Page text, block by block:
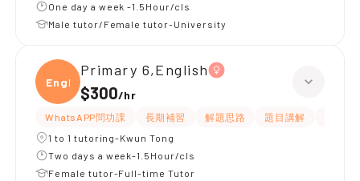
One day a week -1.5Hour/cls
Male tutor/Female tutor-University
Engli
Primary 6,English
$300/hr
WhatsAPP問功課 長期補習 解題思路 題目講解
1 to 1 tutoring-Kwun Tong
Two days a week-1.5Hour/cls
Female tutor-Full-time Tutor